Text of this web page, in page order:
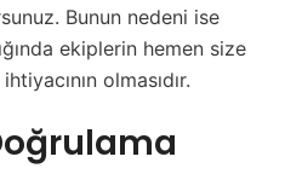
Bunun nedeni ise
ekiplerin hemen size
olmasıdır.